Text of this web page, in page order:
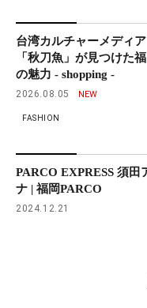
台湾カルチャーメディア
「秋刀魚」が見つけた
の魅力 - shopping -
2026.08.05
FASHION
PARCO EXPRESS 須田
ナ | 福岡PARCO
2024.12.21